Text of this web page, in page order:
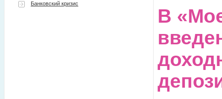
Банковский кризис
В